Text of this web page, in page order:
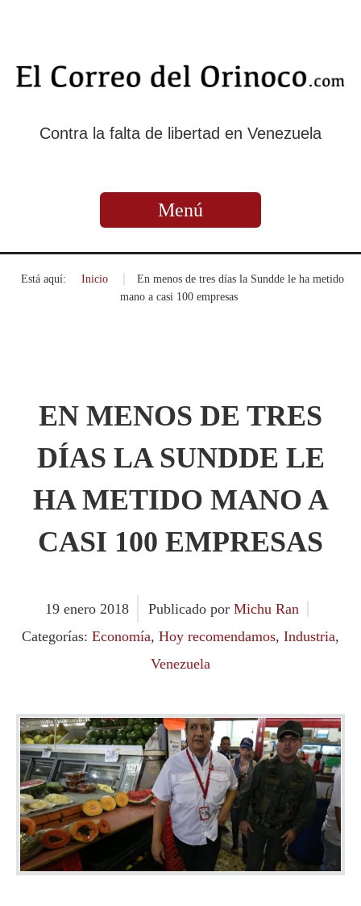
Contra la falta de libertad en Venezuela
Menú
Está aquí: Inicio
En menos de tres días la Sundde le ha metido
mano a casi 100 empresas
EN MENOS DE TRES
DÍAS LA SUNDDE LE
HA METIDO MANO A
CASI 100 EMPRESAS
19 enero 2018 Publicado por Michu Ran
Categorías: Economía, Hoy recomendamos, Industria,
Venezuela